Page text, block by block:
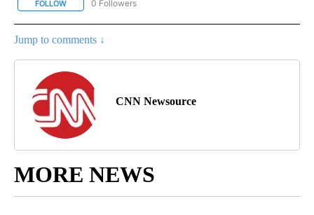
FOLLOW FOLLOW "CNN - SPANISH" TO RECEIVE NOTIFICATIONS ABOUT
0 Followers
Jump to comments ↓
CNN Newsource
MORE NEWS